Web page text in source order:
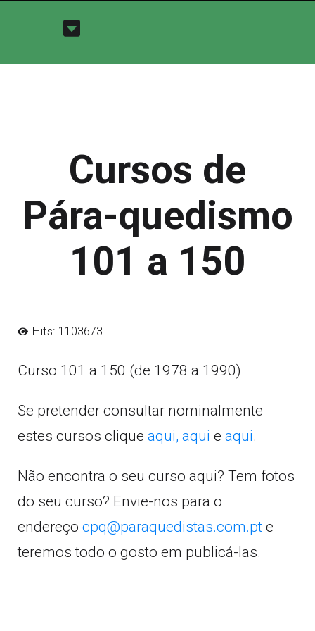
Cursos de
Pára-quedismo
101 a 150
Hits: 1103673
Curso 101 a 150 (de 1978 a 1990)
Se pretender consultar nominalmente
estes cursos clique aqui, aqui e aqui.
Não encontra o seu curso aqui? Tem fotos
do seu curso? Envie-nos para o
endereço cpq@paraquedistas.com.pt e
teremos todo o gosto em publicá-las.